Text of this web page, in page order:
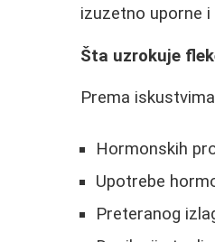
izuzetno uporne
Šta uzrokuje
Prema
Hormonskih
Upotrebe
Preteranog